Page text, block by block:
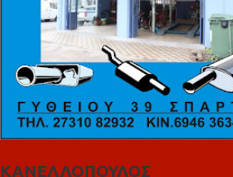
ΚΑΝΕΛΛΟΠΟΥΛΟΣ